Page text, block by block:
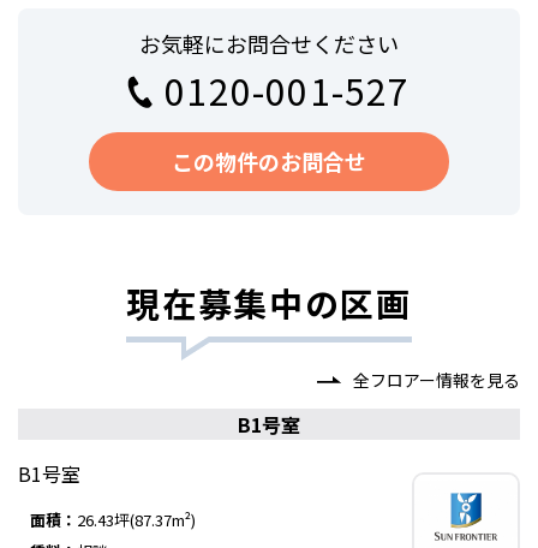
お気軽にお問合せください
0120-001-527
この物件のお問合せ
現在募集中の区画
全フロアー情報を見る
B1号室
B1号室
面積： 26.43坪(87.37m²)